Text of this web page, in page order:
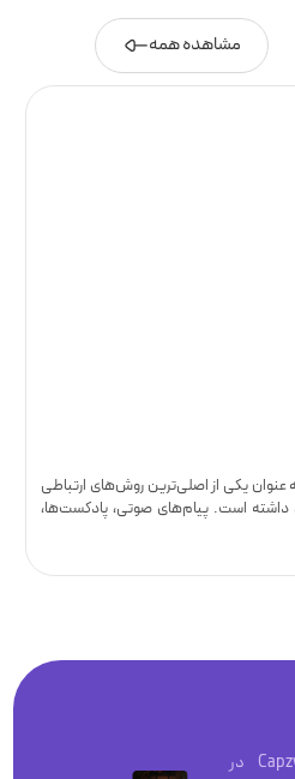
مشاهده همه
عنوان یکی از اصلی‌ترین روش‌های ارتباطی
است. پیام‌های صوتی، پادکست‌ها،
به جمع کاربران Capzy در